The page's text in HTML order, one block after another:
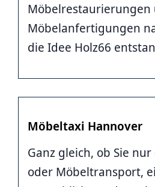
Möbelrestaurierungen
Möbelanfertigungen
die Idee Holz66
Möbeltaxi Hannover
Ganz gleich, ob Sie
oder Möbeltransport,